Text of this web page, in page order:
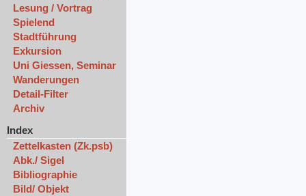
Lesung / Vortrag
Spielend
Stadtführung
Exkursion
Uni Giessen, Seminar
Wanderungen
Detail-Filter
Archiv
Index
Zettelkasten (Zk.psb)
Abk./ Sigel
Bibliographie
Bild/ Objekt